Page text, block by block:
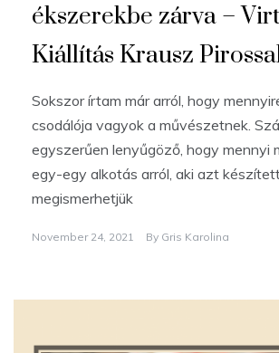
ékszerekbe zárva –
Kiállítás Krausz
Sokszor írtam már arról, hogy
csodálója vagyok a művészetnek.
egyszerűen lenyűgöző, hogy mennyi
egy-egy alkotás arról, aki azt
megismerhetjük
November 24, 2021 By Gris Karolina